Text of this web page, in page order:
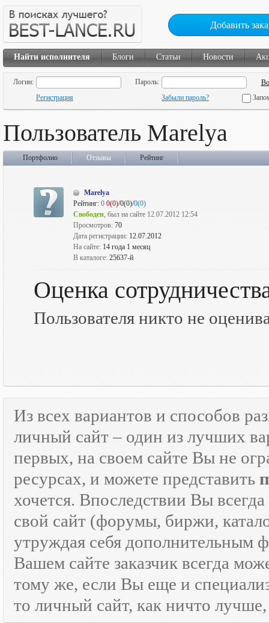
Добавить
Найти исполнителя Блоги Статьи Новости
Логин:
Пароль:
Регистрация
Забыли пароль?
Пользователь Marelya
Портфолио Отзывы Рейтинг
Marelya
Рейтинг: 0 0(0)/0(0)/0(0)
Свободен, был на сайте 12.07.2012 12:54
Просмотров: 70
Дата регистрации: 12.07.2012
На сайте: 14 года 1 месяц
В каталоге: 25637-й
Оценка
Пользователя никто не
Из всех вариантов и способов
личный сайт – один из лучших
первых, на своем сайте Вы не
ресурсах, и можете представить
хочется. Впоследствии Вы
свой сайт (форумы, биржи,
утруждая себя дополнительным
Вашем сайте заказчик всегда
тому же, если Вы еще и
то личный сайт, как ничто